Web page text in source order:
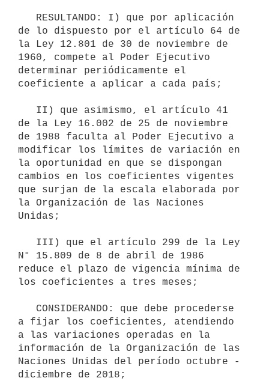
de lo dispuesto por el artículo 64 de
la Ley 12.801 de 30 de noviembre de
1960, compete al Poder Ejecutivo
determinar periódicamente el
coeficiente a aplicar a cada país;
de la Ley 16.002 de 25 de noviembre
de 1988 faculta al Poder Ejecutivo a
modificar los límites de variación en
la oportunidad en que se dispongan
cambios en los coeficientes vigentes
que surjan de la escala elaborada por
la Organización de las Naciones
Unidas;
N° 15.809 de 8 de abril de 1986
reduce el plazo de vigencia mínima de
los coeficientes a tres meses;
a fijar los coeficientes, atendiendo
a las variaciones operadas en la
información de la Organización de las
Naciones Unidas del período octubre -
diciembre de 2018;